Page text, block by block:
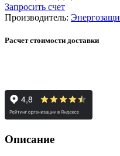
Запросить счет
Производитель:
Расчет стоимости доставки
Описание